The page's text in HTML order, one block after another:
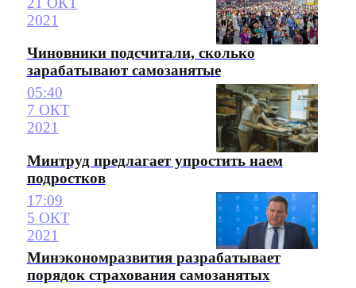
2021
Чиновники подсчитали, сколько
зарабатывают самозанятые
05:40
7 ОКТ
2021
Минтруд предлагает упростить наем
подростков
17:09
5 ОКТ
2021
Минэкономразвития разрабатывает
порядок страхования самозанятых